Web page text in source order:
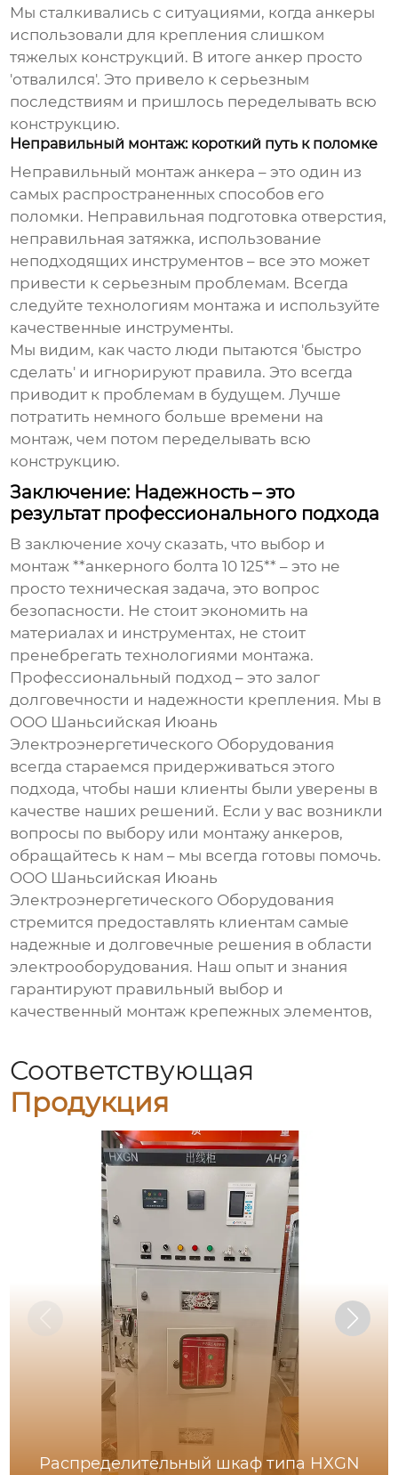
Мы сталкивались с ситуациями, когда анкеры
использовали для крепления слишком
тяжелых конструкций. В итоге анкер просто
'отвалился'. Это привело к серьезным
последствиям и пришлось переделывать всю
конструкцию.
Неправильный монтаж: короткий путь к поломке
Неправильный монтаж анкера – это один из
самых распространенных способов его
поломки. Неправильная подготовка отверстия,
неправильная затяжка, использование
неподходящих инструментов – все это может
привести к серьезным проблемам. Всегда
следуйте технологиям монтажа и используйте
качественные инструменты.
Мы видим, как часто люди пытаются 'быстро
сделать' и игнорируют правила. Это всегда
приводит к проблемам в будущем. Лучше
потратить немного больше времени на
монтаж, чем потом переделывать всю
конструкцию.
Заключение: Надежность – это
результат профессионального подхода
В заключение хочу сказать, что выбор и
монтаж **анкерного болта 10 125** – это не
просто техническая задача, это вопрос
безопасности. Не стоит экономить на
материалах и инструментах, не стоит
пренебрегать технологиями монтажа.
Профессиональный подход – это залог
долговечности и надежности крепления. Мы в
ООО Шаньсийская Июань
Электроэнергетического Оборудования
всегда стараемся придерживаться этого
подхода, чтобы наши клиенты были уверены в
качестве наших решений. Если у вас возникли
вопросы по выбору или монтажу анкеров,
обращайтесь к нам – мы всегда готовы помочь.
ООО Шаньсийская Июань
Электроэнергетического Оборудования
стремится предоставлять клиентам самые
надежные и долговечные решения в области
электрооборудования. Наш опыт и знания
гарантируют правильный выбор и
качественный монтаж крепежных элементов,
Соответствующая
Продукция
Распределительный шкаф типа HXGN